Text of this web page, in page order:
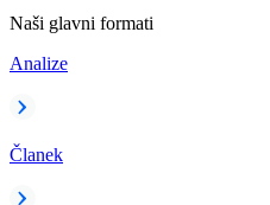
Naši glavni formati
Analize
Članek